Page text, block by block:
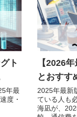
ト
年最
度・
【2026
とおすす
2025年最新
ている人も
海凪が、